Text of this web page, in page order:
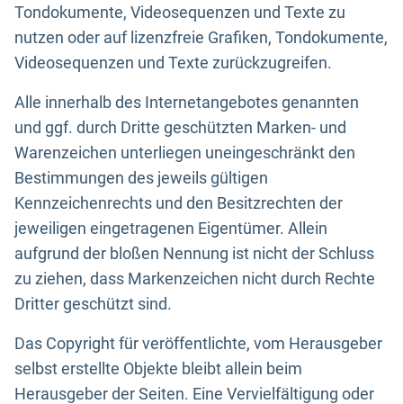
Tondokumente, Videosequenzen und Texte zu
nutzen oder auf lizenzfreie Grafiken, Tondokumente,
Videosequenzen und Texte zurückzugreifen.
Alle innerhalb des Internetangebotes genannten
und ggf. durch Dritte geschützten Marken- und
Warenzeichen unterliegen uneingeschränkt den
Bestimmungen des jeweils gültigen
Kennzeichenrechts und den Besitzrechten der
jeweiligen eingetragenen Eigentümer. Allein
aufgrund der bloßen Nennung ist nicht der Schluss
zu ziehen, dass Markenzeichen nicht durch Rechte
Dritter geschützt sind.
Das Copyright für veröffentlichte, vom Herausgeber
selbst erstellte Objekte bleibt allein beim
Herausgeber der Seiten. Eine Vervielfältigung oder